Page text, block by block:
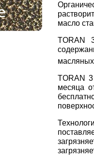
масло
TORAN
масляных
TORAN
месяца